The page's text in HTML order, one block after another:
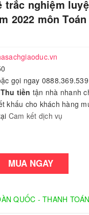
trắc nghiệm
2022 môn Toán
gọi ngay 0888.369.539
tiền tận nhà nhanh
khấu cho khách hàng
Cam kết dịch vụ
MUA NGAY
QUỐC - THANH